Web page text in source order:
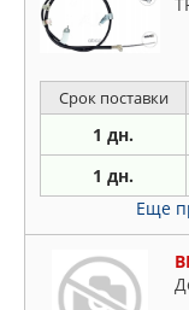
Срок поставки
1 дн.
1 дн.
Еще